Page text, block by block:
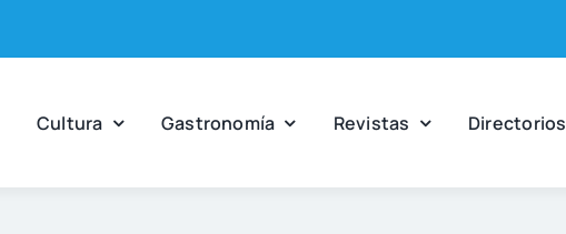
Cul­tu­ra Gas­tro­no­mía Revis­tas Direc­to­rios